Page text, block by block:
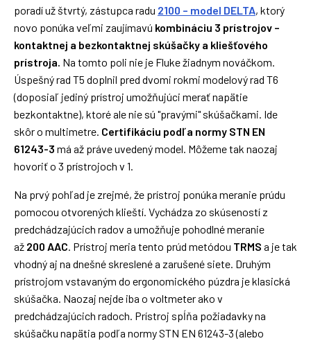
poradí už štvrtý, zástupca radu 2100 – model DELTA, ktorý
novo ponúka veľmi zaujímavú kombináciu 3 prístrojov –
kontaktnej a bezkontaktnej skúšačky a kliešťového
prístroja. Na tomto poli nie je Fluke žiadnym nováčkom.
Úspešný rad T5 doplnil pred dvomi rokmi modelový rad T6
(doposiaľ jediný prístroj umožňujúci merať napätie
bezkontaktne), ktoré ale nie sú "pravými" skúšačkami. Ide
skôr o multimetre. Certifikáciu podľa normy STN EN
61243-3 má až práve uvedený model. Môžeme tak naozaj
hovoriť o 3 prístrojoch v 1.
Na prvý pohľad je zrejmé, že prístroj ponúka meranie prúdu
pomocou otvorených klieští. Vychádza zo skúseností z
predchádzajúcich radov a umožňuje pohodlné meranie
až 200 AAC. Prístroj meria tento prúd metódou TRMS a je tak
vhodný aj na dnešné skreslené a zarušené siete. Druhým
prístrojom vstavaným do ergonomického púzdra je klasická
skúšačka. Naozaj nejde iba o voltmeter ako v
predchádzajúcich radoch. Prístroj spĺňa požiadavky na
skúšačku napätia podľa normy STN EN 61243-3 (alebo